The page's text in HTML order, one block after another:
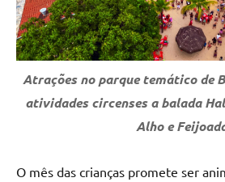
Atrações no parque temático de
atividades circenses a balada
Alho e
O mês das crianças promete ser